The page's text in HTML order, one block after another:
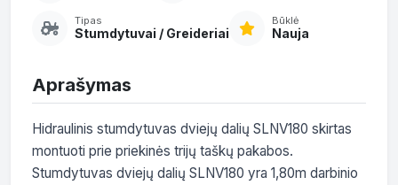
Tipas
Stumdytuvai / Greideriai
Būklė
Nauja
Aprašymas
Hidraulinis stumdytuvas dviejų dalių SLNV180 skirtas
montuoti prie priekinės trijų taškų pakabos.
Stumdytuvas dviejų dalių SLNV180 yra 1,80m darbinio